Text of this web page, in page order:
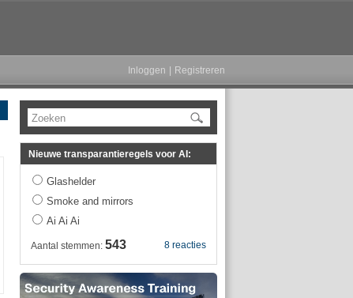
Inloggen Registreren
Zoeken
Nieuwe transparantieregels voor AI:
Glashelder
Smoke and mirrors
Ai Ai Ai
8 reacties
Aantal stemmen: 543